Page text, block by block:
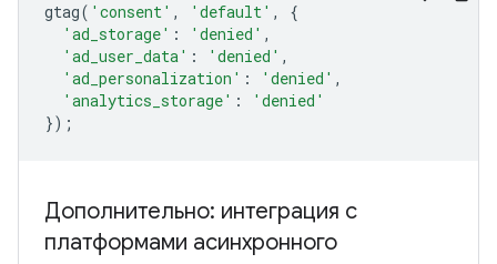
gtag( 'consent' , 'default' ,
{
'ad_storage' : 'denied' ,
'ad_user_data' : 'denied' ,
'ad_personalization' : 'denied' ,
'analytics_storage' :
'denied'
});
Дополнительно: интеграция с
платформами асинхронного